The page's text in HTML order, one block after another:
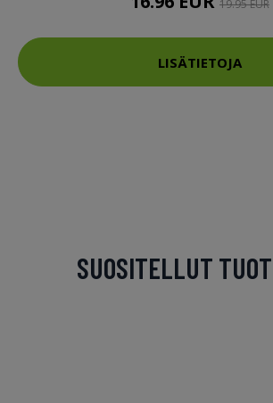
19.95 EUR
LISÄTIETOJA
SUOSITELLUT